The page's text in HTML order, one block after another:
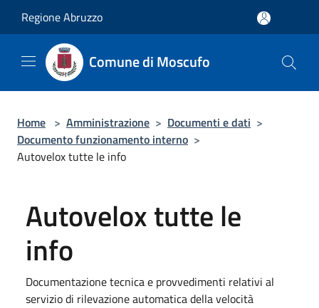
Regione Abruzzo
Comune di Moscufo
Home > Amministrazione > Documenti e dati >
Documento funzionamento interno >
Autovelox tutte le info
Autovelox tutte le
info
Documentazione tecnica e provvedimenti relativi al
servizio di rilevazione automatica della velocità